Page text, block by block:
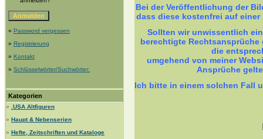
» Password vergessen
» Registrierung
» Kontakt
» Schlüsselwörter/Suchwörter:
Kategorien
»
.USA Altfiguren
» Haupt & Nebenserien
» Hefte, Zeitschriften und Kataloge
Bei der Veröffentlichung der
dass diese kostenfrei auf
Sollten wir unwissentlich
berechtigte
die
umgehend von meiner
Ansprüche
Ich bitte in einem solchen Fall